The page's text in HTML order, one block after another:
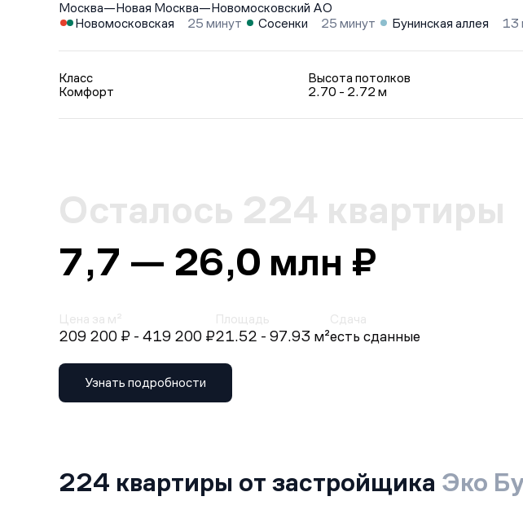
Москва—Новая Москва—Новомосковский АО
Новомосковская
25 минут Сосенки 25 минут Бунинская аллея 13
Класс
Комфорт
Высота потолков
2.70 - 2.72 м
Осталось 224 квартиры
7,7 — 26,0 млн ₽
Цена за м²
209 200 ₽ - 419 200 ₽
Площадь
21.52 - 97.93 м²
Сдача
есть сданные
Узнать подробности
224 квартиры от застройщика Эко